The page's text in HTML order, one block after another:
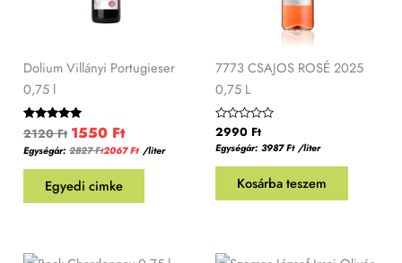
Dolium Villányi Portugieser
0,75 l
Értékelés:
5.00
/ 5
2120Ft 1550 Ft
Egységár: 2827Ft2067Ft /liter
Egyedi cimke
7773 CSAJOS ROSÉ 2025
0,75 L
Értékelés:
0
/
2990 Ft
Egységár: 3987Ft /liter
Kosárba teszem